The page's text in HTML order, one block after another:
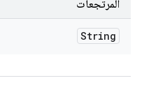
المرتجعات
String